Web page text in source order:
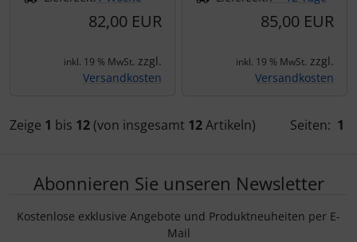
82,00 EUR
inkl. 19 % MwSt. zzgl.
Versandkosten
85,00 EUR
inkl. 19 % MwSt. zzgl.
Versandkosten
Zeige 1 bis 12 (von insgesamt 12Artikeln) Seiten: 1
Abonnieren Sie unseren Newsletter
Kostenlose exklusive Angebote und Produktneuheiten per E-
Mail